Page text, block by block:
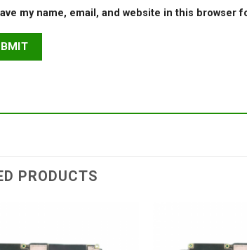
my name, email, and website in this browser
PRODUCTS